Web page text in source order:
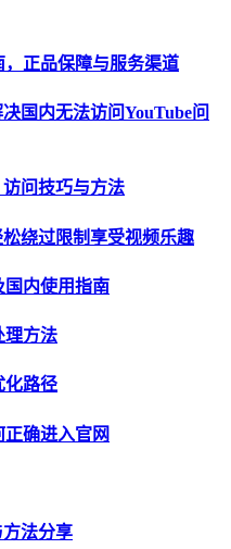
正品保障与服务渠道
国内无法访问YouTube问
问技巧与方法
绕过限制享受视频乐趣
内使用指南
理方法
化路径
正确进入官网
法分享